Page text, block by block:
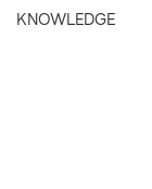
KNOWLEDGE